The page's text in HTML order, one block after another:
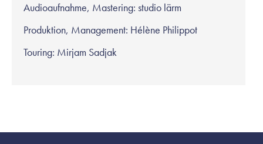
Audioaufnahme, Mastering: studio lärm
Produktion, Management: Hélène Philippot
Touring: Mirjam Sadjak